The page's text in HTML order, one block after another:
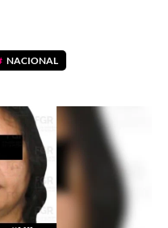
NACIONAL